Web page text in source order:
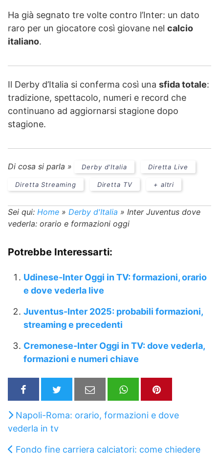
Ha già segnato tre volte contro l’Inter: un dato
raro per un giocatore così giovane nel calcio
italiano.
Il Derby d’Italia si conferma così una sfida totale:
tradizione, spettacolo, numeri e record che
continuano ad aggiornarsi stagione dopo
stagione.
Di cosa si parla » Derby d'Italia Diretta Live
Diretta Streaming Diretta TV + altri
Sei qui: Home » Derby d'Italia » Inter Juventus dove
vederla: orario e formazioni oggi
Potrebbe Interessarti:
Udinese-Inter Oggi in TV: formazioni, orario
e dove vederla live
Juventus-Inter 2025: probabili formazioni,
streaming e precedenti
Cremonese-Inter Oggi in TV: dove vederla,
formazioni e numeri chiave
Napoli-Roma: orario, formazioni e dove
vederla in tv
Fondo fine carriera calciatori: come chiedere